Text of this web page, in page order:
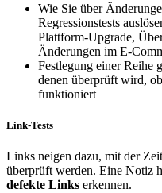
Wie Sie über
Regressionstests
Plattform-Upgrade,
Änderungen im E-
Festlegung einer Reihe
denen überprüft wird,
funktioniert
Link-Tests
Links neigen dazu, mit der
überprüft werden. Eine Notiz
defekte Links erkennen.